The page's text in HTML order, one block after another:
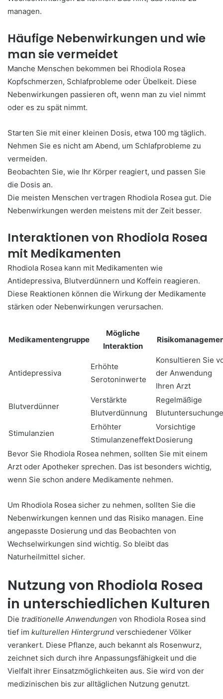
managen.
Häufige Nebenwirkungen und wie
man sie vermeidet
Manche Menschen bekommen bei Rhodiola Rosea
Kopfschmerzen, Schlafprobleme oder Übelkeit. Diese
Nebenwirkungen passieren oft, wenn man zu viel nimmt
oder es zu spät nimmt.
Starten Sie mit einer kleinen Dosis, etwa 100 mg täglich.
Nehmen Sie es nicht am Abend, um Schlafprobleme zu
vermeiden.
Beobachten Sie, wie Ihr Körper reagiert, und passen Sie
die Dosis an.
Die meisten Menschen vertragen Rhodiola Rosea gut. Die
Nebenwirkungen werden meistens mit der Zeit besser.
Interaktionen von Rhodiola Rosea
mit Medikamenten
Rhodiola Rosea kann mit Medikamenten wie
Antidepressiva, Blutverdünnern und Koffein reagieren.
Diese Reaktionen können die Wirkung der Medikamente
stärken oder Nebenwirkungen verursachen.
Medikamentengruppe
Mögliche
Interaktion
Antidepressiva
Erhöhte
Serotoninwerte
Konsultieren Sie
der Anwendung
Ihren Arzt
Blutverdünner
Verstärkte
Blutverdünnung
Regelmäßige
Stimulanzien
Erhöhter
Stimulanzeneffekt
Vorsichtige
Dosierung
Bevor Sie Rhodiola Rosea nehmen, sollten Sie mit einem
Arzt oder Apotheker sprechen. Das ist besonders wichtig,
wenn Sie schon andere Medikamente nehmen.
Um Rhodiola Rosea sicher zu nehmen, sollten Sie die
Nebenwirkungen kennen und das Risiko managen. Eine
angepasste Dosierung und das Beobachten von
Wechselwirkungen sind wichtig. So bleibt das
Naturheilmittel sicher.
Nutzung von Rhodiola Rosea
in unterschiedlichen Kulturen
Die traditionelle Anwendungen von Rhodiola Rosea sind
tief im kulturellen Hintergrund verschiedener Völker
verankert. Diese Pflanze, auch bekannt als Rosenwurz,
zeichnet sich durch ihre Anpassungsfähigkeit und die
Vielfalt ihrer Einsatzmöglichkeiten aus. Sie wird von der
medizinischen bis zur alltäglichen Nutzung genutzt.